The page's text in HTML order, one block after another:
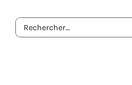
Rechercher: